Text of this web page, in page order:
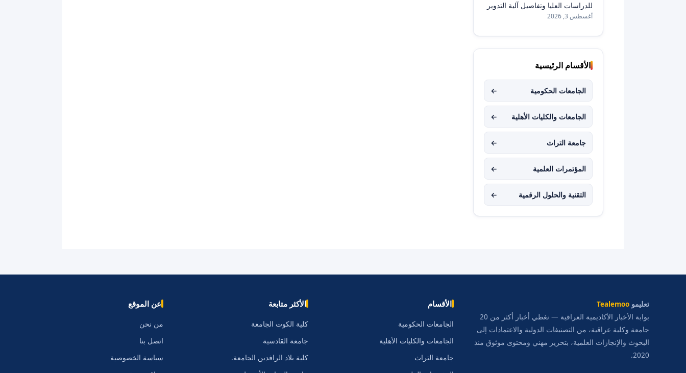
للدراسات العليا وتفاصيل آلية التدوير
أغسطس 3, 2026
الأقسام الرئيسية
الجامعات الحكومية ←
الجامعات والكليات الأهلية ←
جامعة التراث ←
المؤتمرات العلمية ←
التقنية والحلول الرقمية ←
تعليمو Tealemoo
بوابة الأخبار الأكاديمية العراقية — نغطي أخبار أكثر من 20
جامعة وكلية عراقية، من التصنيفات الدولية والاعتمادات إلى
البحوث والإنجازات العلمية، بتحرير مهني ومحتوى موثوق منذ
2020.
الأقسام
الجامعات الحكومية
الجامعات والكليات الأهلية
جامعة التراث
الأكثر متابعة
كلية الكوت الجامعة
جامعة القادسية
كلية بلاد الرافدين الجامعة.
عن الموقع
من نحن
اتصل بنا
سياسة الخصوصية